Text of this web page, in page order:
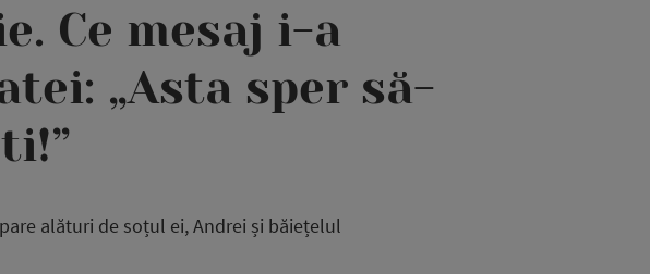
Ce mesaj i-a
„Asta sper să-
alături de soțul ei, Andrei și băiețelul